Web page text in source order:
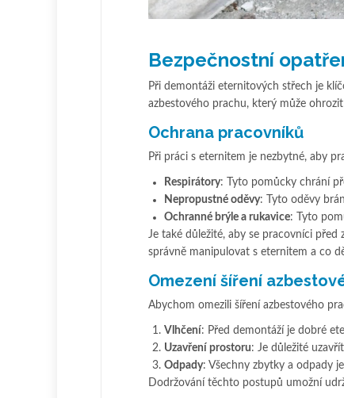
Bezpečnostní
Při demontáži eternitových střech je
azbestového prachu, který může
Ochrana pracovníků
Při práci s eternitem je nezbytné, aby
Respirátory: Tyto pomůcky chrání
Nepropustné oděvy: Tyto oděvy
Ochranné brýle a rukavice: Tyto
Je také důležité, aby se pracovníci před
správně manipulovat s eternitem a co
Omezení šíření
Abychom omezili šíření azbestového
Vlhčení: Před demontáží je dobré
Uzavření prostoru: Je důležité
Odpady: Všechny zbytky a odpady
Dodržování těchto postupů umožní